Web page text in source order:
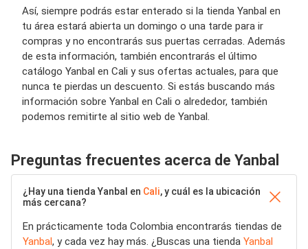
Así, siempre podrás estar enterado si la tienda Yanbal en
tu área estará abierta un domingo o una tarde para ir
compras y no encontrarás sus puertas cerradas. Además
de esta información, también encontrarás el último
catálogo Yanbal en Cali y sus ofertas actuales, para que
nunca te pierdas un descuento. Si estás buscando más
información sobre Yanbal en Cali o alrededor, también
podemos remitirte al sitio web de Yanbal.
Preguntas frecuentes acerca de Yanbal
¿Hay una tienda Yanbal en Cali, y cuál es la ubicación
más cercana?
En prácticamente toda Colombia encontrarás tiendas de
Yanbal, y cada vez hay más. ¿Buscas una tienda Yanbal